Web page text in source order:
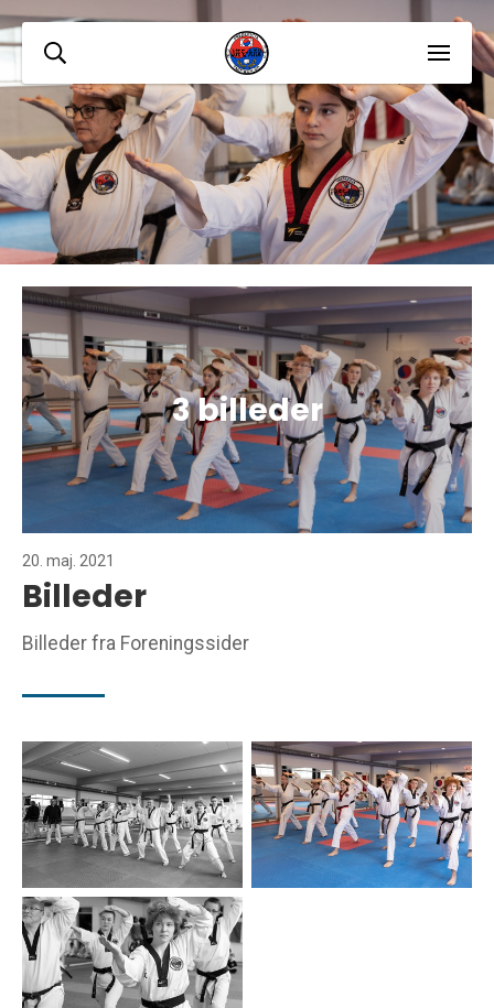
3 billeder
20. maj. 2021
Billeder
Billeder fra Foreningssider